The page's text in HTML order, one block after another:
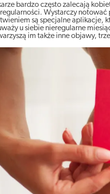
bardzo często zalecają
Wystarczy
są specjalne aplikacje,
u siebie nieregularne
im także inne objawy,